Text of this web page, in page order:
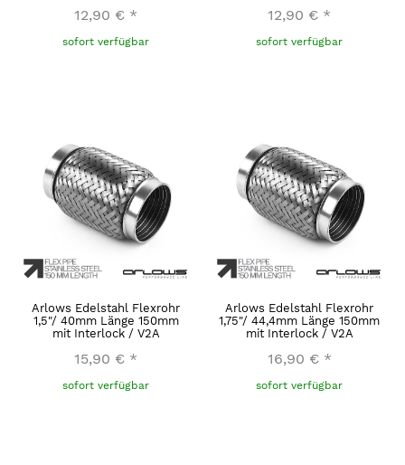
12,90 € *
sofort verfügbar
12,90 € *
sofort verfügbar
Arlows Edelstahl Flexrohr
1,5"/ 40mm Länge 150mm
mit Interlock / V2A
15,90 € *
sofort verfügbar
Arlows Edelstahl Flexrohr
1,75"/ 44,4mm Länge 150mm
mit Interlock / V2A
16,90 € *
sofort verfügbar